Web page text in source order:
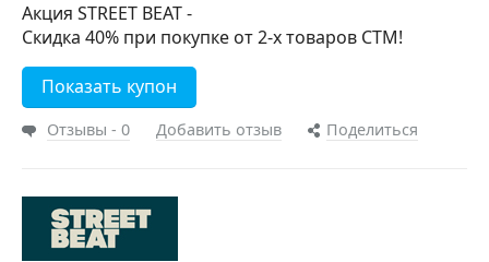
Акция STREET BEAT -
Скидка 40% при покупке от 2-х товаров СТМ!
Показать купон
Отзывы - 0 Добавить отзыв Поделиться